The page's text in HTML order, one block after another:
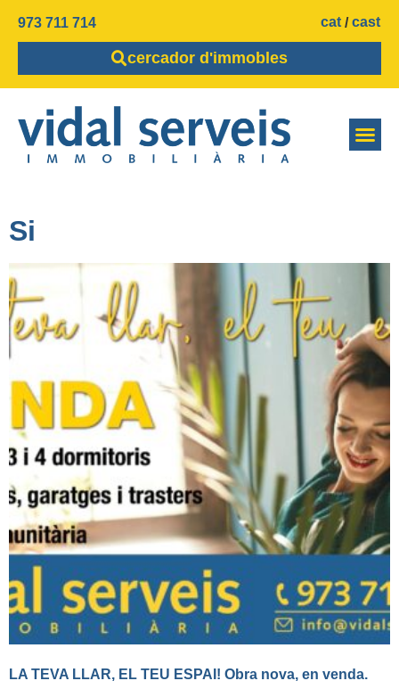
973 711 714 cat cast
cercador d'immobles
Si
LA TEVA LLAR, EL TEU ESPAI! Obra nova, en venda.